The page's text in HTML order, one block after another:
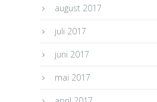
august 2017
juli 2017
juni 2017
mai 2017